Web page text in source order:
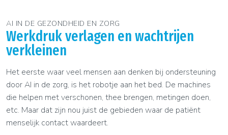
AI IN DE GEZONDHEID EN ZORG
Werkdruk verlagen en wachtrijen
verkleinen
Het eerste waar veel mensen aan denken bij ondersteuning
door AI in de zorg, is het robotje aan het bed. De machines
die helpen met verschonen, thee brengen, metingen doen,
etc. Maar dat zijn nou juist de gebieden waar de patiënt
menselijk contact waardeert.